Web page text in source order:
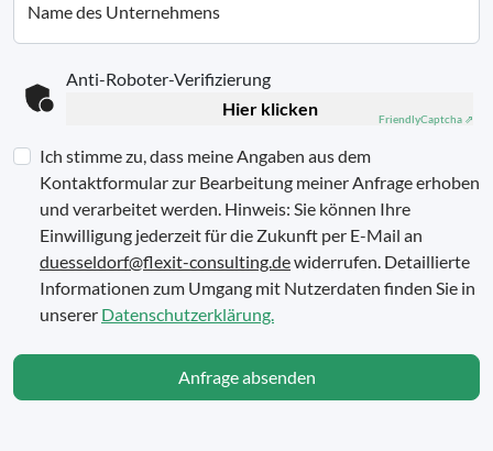
Name des Unternehmens
Anti-Roboter-Verifizierung
Hier klicken
FriendlyCaptcha ⇗
Ich stimme zu, dass meine Angaben aus dem
Kontaktformular zur Bearbeitung meiner Anfrage erhoben
und verarbeitet werden. Hinweis: Sie können Ihre
Einwilligung jederzeit für die Zukunft per E-Mail an
duesseldorf@flexit-consulting.dewiderrufen. Detaillierte
Informationen zum Umgang mit Nutzerdaten finden Sie in
unserer Datenschutzerklärung.
Anfrage absenden